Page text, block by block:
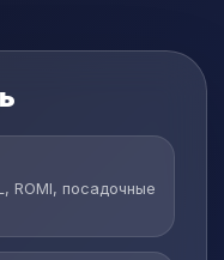
ROMI, посадочные